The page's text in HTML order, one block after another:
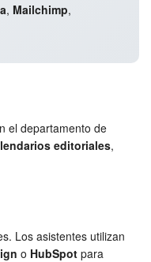
, Mailchimp,
el departamento de
editoriales,
Los asistentes utilizan
o HubSpot para